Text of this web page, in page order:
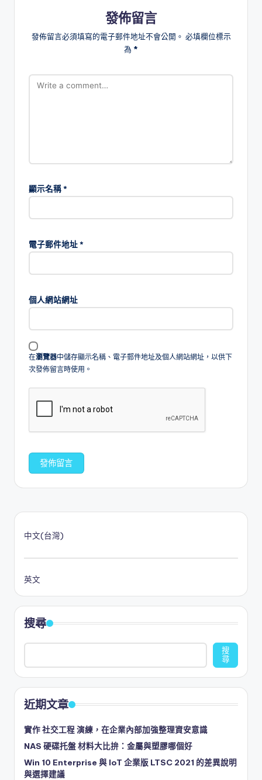
發佈留言
發佈留言必須填寫的電子郵件地址不會公開。 必填欄位標示
為 *
顯示名稱*
電子郵件地址*
個人網站網址
在瀏覽器中儲存顯示名稱、電子郵件地址及個人網站網址，以供下
次發佈留言時使用。
中文(台灣)
英文
搜尋
搜
尋
近期文章
實作 社交工程 演練，在企業內部加強整理資安意識
NAS 硬碟托盤 材料大比拚：金屬與塑膠哪個好
Win 10 Enterprise 與 IoT 企業版 LTSC 2021 的差異說明
與選擇建議